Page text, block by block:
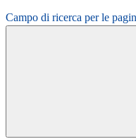
Campo di ricerca per le